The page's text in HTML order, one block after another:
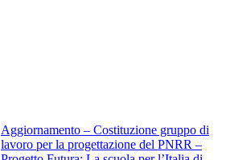
Aggiornamento – Costituzione gruppo di
lavoro per la progettazione del PNRR –